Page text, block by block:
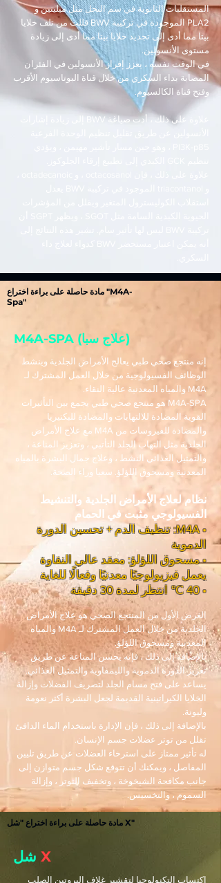
المستقلبات الثانوية في سم النحل مثل ميليتين و
PLA2 الموجودة في تركيبة BWV قللت من تلف خلايا
بيتا مما أدى إلى تجديد خلايا بيتا مما أدى إلى زيادة
مستوى الأنسولين.
في الوقت نفسه ، يعزز إفراز الأنسولين في الفئران
المصابة بداء السكري من خلال قناة البوتاسيوم الأقرب
وفتح قناة الكالسيوم.
مادة حاصلة على براءة اختراع "M4A-
Spa"
M4A-SPA (علاج سبا)
إنه منتجع صحي طبي يعالج الأمراض الجلدية وينشط
الوظائف الفسيولوجية من خلال العمل المشترك لـ
M4A والمياه المعدنية عالية النقاء.
M4A-SPA هو منتجع صحي طبي يجمع بين التأثيرات
القوية المضادة للالتهابات والمضادة للبكتيريا
والمضادة للفيروسات من M4A مع علاج الأمراض
الجلدية مثل التهاب الجلد التأتبي ، وتعزيز المناعة ،
والتمثيل الغذائي النشط ، وعلاج جمال البشرة بالمياه
المعدنية ومسحوق اللؤلؤ. سعيا وراء الصحة.
نظام لعلاج الأمراض الجلدية والتنشيط
الفسيولوجي مثبت في الحمام
• M4A: تنظيف الدم + تحسين الدورة
الدموية
• مسحوق اللؤلؤ: معقد عالي النقاوة
يعمل فيزيولوجيًا معدنيًا وفعالًا للغاية
• 40 ℃ انتظر لمدة 30 دقيقة
الغرض الأول من المنتجع الصحي هو علاج الأمراض
الجلدية من خلال العمل المشترك لـ M4A والمياه
المعدنية ومسحوق اللؤلؤ.
بالإضافة إلى ذلك ، فإنه يحسن المناعة عن طريق
تعزيز الدورة الدموية والليمفاوية والتمثيل الغذائي.
يساعد على فتح مسام الجلد لتصريف الفضلات وإزالة
الخلايا الكيراتينية القديمة لجعل البشرة أكثر نعومة
وليونة.
بالإضافة إلى ذلك ، فإن الإدارة باستخدام الماء الدافئ
تقلل من توتر عضلات جسم الإنسان.
له تأثير ممتاز على استرخاء العضلات عن طريق تليين
المفاصل ، ويمكنك أن تتوقع شكل جسم متوازن إلى
جانب مكافحة الشيخوخة ، وتخفيف التوتر ، وإزالة
السموم ، والتخسيس.
مادة حاصلة على براءة اختراع "شل X"
شل X
اكتساب التكنولوجيا لتقشير غلاف البروتين الصلب